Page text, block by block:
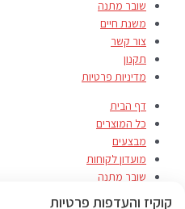
שובר מתנה
משנת חיים
צור קשר
תקנון
מדיניות פרטיות
דף הבית
כל המוצרים
מבצעים
מועדון לקוחות
שובר מתנה
קוקיז והעדפות פרטיות